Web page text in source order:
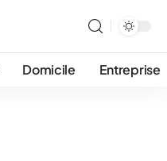
Domicile Entreprise